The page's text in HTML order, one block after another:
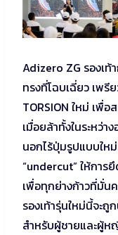
Adizero ZG รองเ
ทรงที่โฉบเฉี่ยว เพรี
TORSION ใหม่ เพื่
เมื่อยล้าทั้งในระหว่
นอกไร้ปุ่มรูปแบบให
“undercut” ให้การ
เพื่อทุกย่างก้าวที่มั่น
รองเท้ารุ่นใหม่นี้จะ
สําหรับผู้ชายและผู้